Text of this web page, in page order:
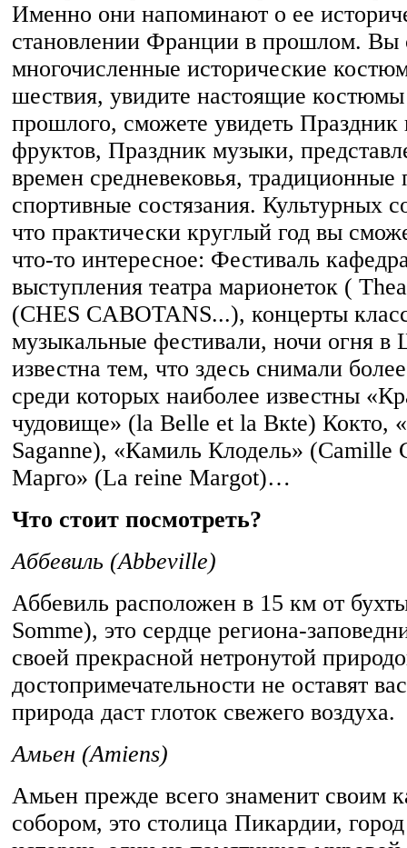
Именно они напоминают о ее
становлении Франции в прошлом. Вы
многочисленные исторические
шествия, увидите настоящие костюмы
прошлого, сможете увидеть Праздник
фруктов, Праздник музыки,
времен средневековья, традиционные
спортивные состязания. Культурных
что практически круглый год вы
что-то интересное: Фестиваль
выступления театра марионеток (
(CHES CABOTANS...), концерты
музыкальные фестивали, ночи огня
известна тем, что здесь снимали
среди которых наиболее известны
чудовище» (la Belle et la Bкte) Кокто,
Saganne), «Камиль Клодель» (Camille
Марго» (La reine Margot)…
Что стоит посмотреть?
Аббевиль (Abbeville)
Аббевиль расположен в 15 км от
Somme), это сердце региона-
своей прекрасной нетронутой
достопримечательности не оставят
природа даст глоток свежего воздуха.
Амьен (Amiens)
Амьен прежде всего знаменит своим
собором, это столица Пикардии,